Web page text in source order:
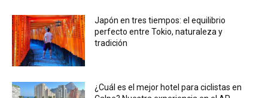
Japón en tres tiempos: el equilibrio
perfecto entre Tokio, naturaleza y
tradición
¿Cuál es el mejor hotel para ciclistas en